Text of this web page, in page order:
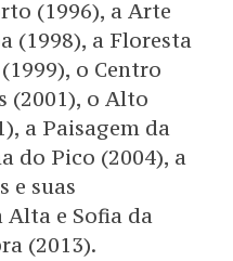
(1996), a Arte
(1998), a Floresta
o Centro
(2001), o Alto
a Paisagem da
do Pico (2004), a
e suas
Alta e Sofia da
(2013).